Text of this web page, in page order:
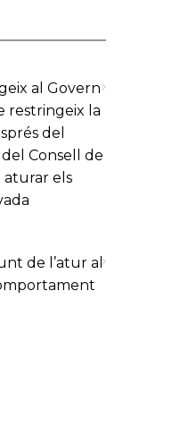
al Govern
restringeix la
del
Consell de
aturar els
de l’atur al